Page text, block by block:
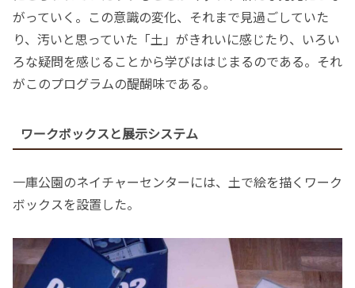
がっていく。この意識の変化、それまで見過ごしていた
り、汚いと思っていた「土」がきれいに感じたり、いろい
ろな疑問を感じることから学びははじまるのである。それ
がこのプログラムの醍醐味である。
ワークボックスと展示システム
一庫公園のネイチャーセンターには、土で絵を描くワーク
ボックスを設置した。